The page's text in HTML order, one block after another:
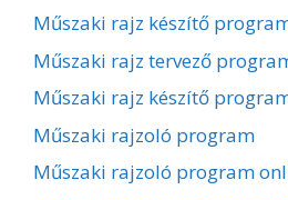
Műszaki rajz készítő
Műszaki rajz tervező
Műszaki rajz készítő
Műszaki rajzoló program
Műszaki rajzoló program